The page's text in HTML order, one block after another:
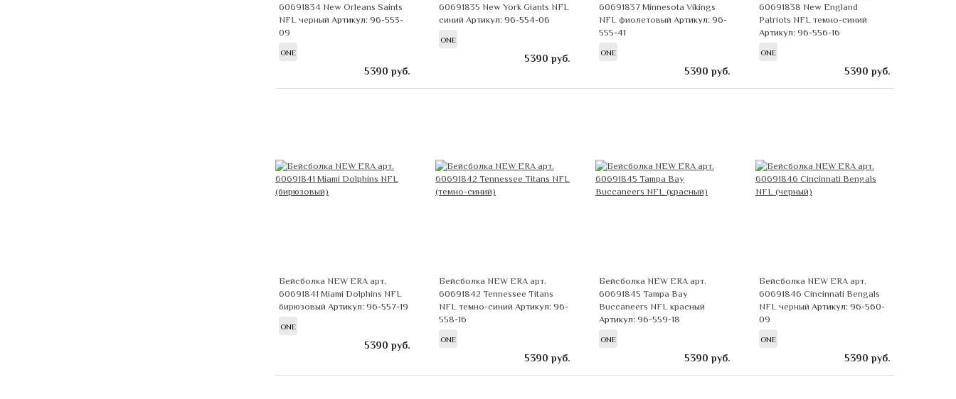
60691834 New Orleans Saints
NFL черный Артикул: 96-553-
09
ONE
5390 руб.
60691835 New York Giants NFL
синий Артикул: 96-554-06
ONE
5390 руб.
60691837 Minnesota Vikings
NFL фиолетовый Артикул: 96-
555-41
ONE
5390 руб.
60691838 New England
Patriots NFL темно-синий
Артикул: 96-556-16
ONE
5390 руб.
Бейсболка NEW ERA арт.
60691841 Miami Dolphins NFL
бирюзовый Артикул: 96-557-19
ONE
5390 руб.
Бейсболка NEW ERA арт.
60691842 Tennessee Titans
NFL темно-синий Артикул: 96-
558-16
ONE
5390 руб.
Бейсболка NEW ERA арт.
60691845 Tampa Bay
Buccaneers NFL красный
Артикул: 96-559-18
ONE
5390 руб.
Бейсболка NEW ERA арт.
60691846 Cincinnati Bengals
NFL черный Артикул: 96-560-
09
ONE
5390 руб.